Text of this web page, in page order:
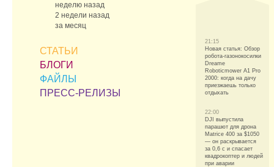
неделю назад
2 недели назад
за месяц
СТАТЬИ
БЛОГИ
ФАЙЛЫ
ПРЕСС-РЕЛИЗЫ
21:15
Новая статья: Обзор
робота-газонокосилки
Dreame
Roboticmower A1 Pro
2000: когда на дачу
приезжаешь только
отдыхать
22:00
DJI выпустила
парашют для дрона
Matrice 400 за $1050
— он раскрывается
за 0,6 с и спасает
квадрокоптер и людей
при аварии